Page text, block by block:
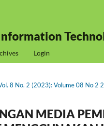
Login
8 No. 2 (2023): Volume 08 No 2
MEDIA